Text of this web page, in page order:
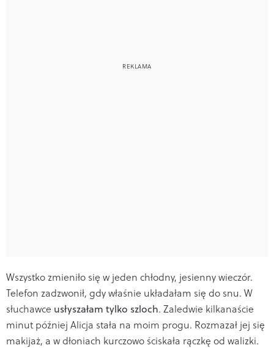
Wszystko zmieniło się w jeden chłodny, jesienny wieczór.
Telefon zadzwonił, gdy właśnie układałam się do snu. W
słuchawce usłyszałam tylko szloch. Zaledwie kilkanaście
minut później Alicja stała na moim progu. Rozmazał jej się
makijaż, a w dłoniach kurczowo ściskała rączkę od walizki.